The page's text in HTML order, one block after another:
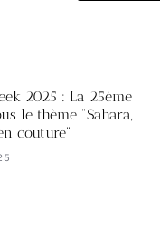
2025 : La 25ème
le thème "Sahara,
couture"